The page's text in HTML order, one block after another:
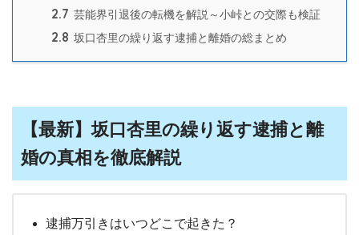
2.7 芸能界引退後の転機を解説～小峠との交際も検証
2.8 坂口杏里の繰り返す逮捕と離婚の総まとめ
【最新】坂口杏里の繰り返す逮捕と離
婚の真相を徹底解説
逮捕万引きはいつどこで起きた？